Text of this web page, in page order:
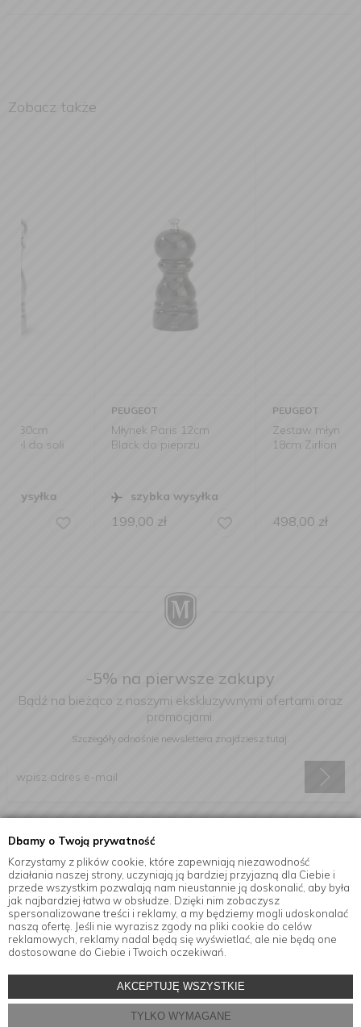
Dbamy o Twoją prywatność
Korzystamy z plików cookie, które zapewniają niezawodność
działania naszej strony, uczyniają ją bardziej przyjazną dla Ciebie i
przede wszystkim pozwalają nam nieustannie ją doskonalić, aby była
jak najbardziej łatwa w obsłudze. Dzięki nim zobaczysz
spersonalizowane treści i reklamy, a my będziemy mogli udoskonalać
naszą ofertę. Jeśli nie wyrazisz zgody na pliki cookie do celów
reklamowych, reklamy nadal będą się wyświetlać, ale nie będą one
dostosowane do Ciebie i Twoich oczekiwań.
AKCEPTUJĘ WSZYSTKIE
TYLKO WYMAGANE
Zobacz także
Młynek Paris 12cm
Black do pieprzu
szybka wysyłka
199,00
Zestaw młynków Paris
18cm Zirlion Satin Black
498,00
-5% na pierwsze zakupy
Bądź na bieżąco z naszymi ekskluzywnymi ofertami oraz
promocjami.
Szczegóły odnośnie newslettera znajdziesz tutaj.
elektroniczną na podany adres e-mail.
Informacje
Akcesoria kuchenne w sklepie internetowym MensaHome.eu